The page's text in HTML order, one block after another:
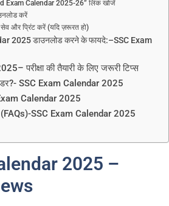
Exam Calendar 2025-26” लिंक खोजें
करें
और प्रिंट करें (यदि ज़रूरत हो)
2025 डाउनलोड करने के फायदे:–SSC Exam
परीक्षा की तैयारी के लिए जरूरी टिप्स
SSC Exam Calendar 2025
Calendar 2025
SSC Exam Calendar 2025
2025 –